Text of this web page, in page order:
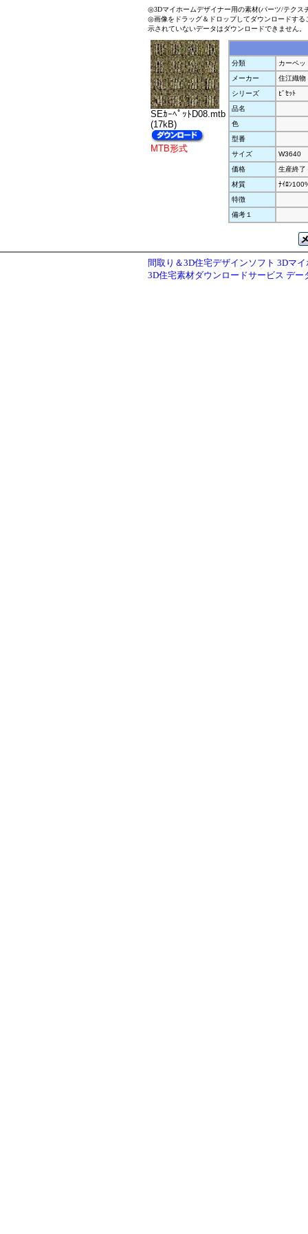
◎3Dマイホームデザイナー用の素材(パーツ/テクス
◎画像をドラッグ＆ドロップしてダウンロードす
示されていないデータはダウンロードできません。
SEｶｰﾍﾟｯﾄD08.mtb
(17kB)
MTB形式
分類
カーペッ
メーカー
住江織物
シリーズ
ﾋﾞｾｯﾄ
品名
色
型番
サイズ
W3640
価格
生産終了
材質
ﾅｲﾛﾝ
特徴
備考１
間取り＆3D住宅デザインソフト 3Dマ
3D住宅素材ダウンロードサービス デー